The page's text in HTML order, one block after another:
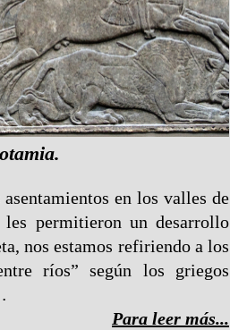
en los valles de
permitieron un desarrollo
nos estamos refiriendo a los
ríos” según los griegos
Para leer más...